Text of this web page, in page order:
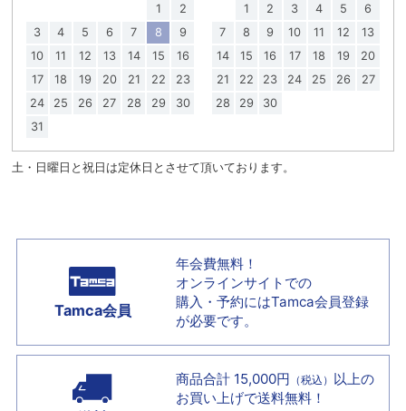
1
2
3
4 5 6 7 8
9
10
11 12 13 14 15
16
17
18 19 20 21 22
23
24
25 26 27 28 29
30
31
1
2 3 4 5
6
7
8 9 10 11 12
13
14
15 16 17 18 19
20
21
22 23 24 25 26
27
28
29 30
土・日曜日と祝日は定休日とさせて頂いております。
Tamca会員
年会費無料！
オンラインサイトでの
購入・予約にはTamca会員登録
が必要です。
商品合計 15,000円 （税込） 以上の
お買い上げで送料無料！